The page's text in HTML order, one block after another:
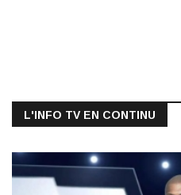
L'INFO TV EN CONTINU